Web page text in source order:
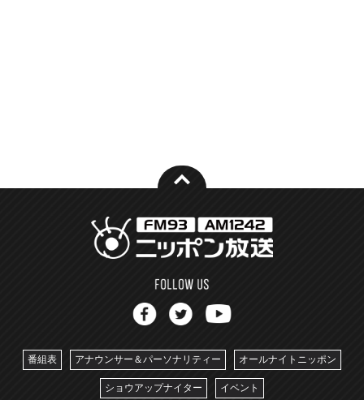
番組表 アナウンサー＆パーソナリティー オールナイトニッポン
ショウアップナイター イベント